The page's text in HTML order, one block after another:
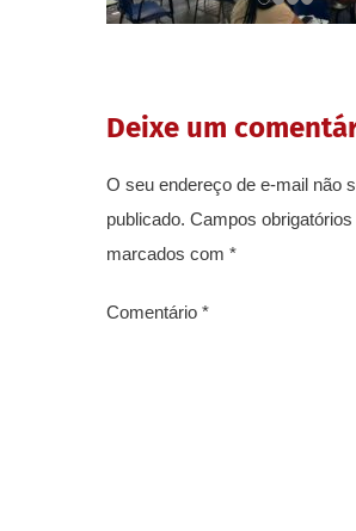
Deixe um
O seu endereço de e-mail não
publicado. Campos
marcados com *
Comentário *